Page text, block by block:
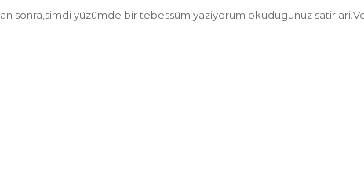
sonra,simdi yüzümde bir tebessüm yaziyorum okudugunuz